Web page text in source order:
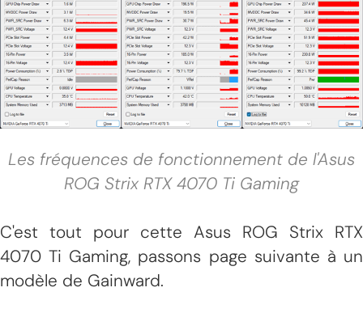
Les fréquences de fonctionnement de l'Asus
ROG Strix RTX 4070 Ti Gaming
C'est tout pour cette Asus ROG Strix RTX
4070 Ti Gaming, passons page suivante à un
modèle de Gainward.